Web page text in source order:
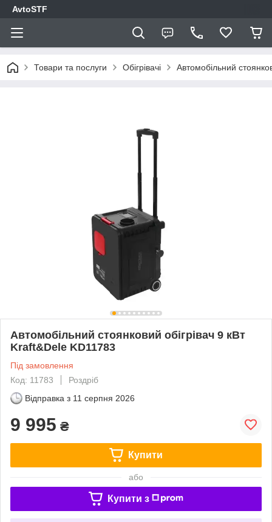
AvtoSTF
Товари та послуги Обігрівачі Автомобільний
Автомобільний стоянковий обігрівач 9 кВт
Kraft&Dele KD11783
Під замовлення
Код: 11783
Роздріб
Відправка з 11 серпня 2026
9 995 ₴
Купити
або
Купити з